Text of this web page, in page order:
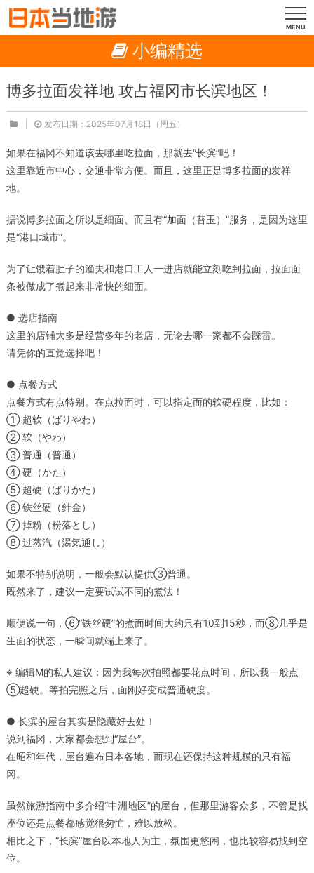
MENU
小编精选
博多拉面发祥地 攻占福冈市长滨地区！
发布日期：2025年07月18日（周五）
如果在福冈不知道该去哪里吃拉面，那就去“长滨”吧！
这里靠近市中心，交通非常方便。而且，这里正是博多拉面的发祥
地。
据说博多拉面之所以是细面、而且有“加面（替玉）”服务，是因为这里
是“港口城市”。
为了让饿着肚子的渔夫和港口工人一进店就能立刻吃到拉面，拉面面
条被做成了煮起来非常快的细面。
● 选店指南
这里的店铺大多是经营多年的老店，无论去哪一家都不会踩雷。
请凭你的直觉选择吧！
● 点餐方式
点餐方式有点特别。在点拉面时，可以指定面的软硬程度，比如：
① 超软（ばりやわ）
② 软（やわ）
③ 普通（普通）
④ 硬（かた）
⑤ 超硬（ばりかた）
⑥ 铁丝硬（針金）
⑦ 掉粉（粉落とし）
⑧ 过蒸汽（湯気通し）
如果不特别说明，一般会默认提供③普通。
既然来了，建议一定要试试不同的煮法！
顺便说一句，⑥“铁丝硬”的煮面时间大约只有10到15秒，而⑧几乎是
生面的状态，一瞬间就端上来了。
※ 编辑M的私人建议：因为我每次拍照都要花点时间，所以我一般点
⑤超硬。等拍完照之后，面刚好变成普通硬度。
● 长滨的屋台其实是隐藏好去处！
说到福冈，大家都会想到“屋台”。
在昭和年代，屋台遍布日本各地，而现在还保持这种规模的只有福
冈。
虽然旅游指南中多介绍“中洲地区”的屋台，但那里游客众多，不管是找
座位还是点餐都感觉很匆忙，难以放松。
相比之下，“长滨”屋台以本地人为主，氛围更悠闲，也比较容易找到空
位。